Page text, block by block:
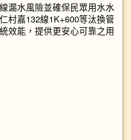
漏水風險並確保民眾用水水
村嘉132線1K+600等汰換管
效能，提供更安心可靠之用